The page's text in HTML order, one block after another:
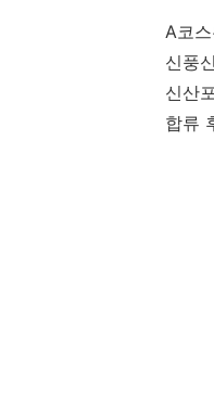
A코
신풍
신산
합류